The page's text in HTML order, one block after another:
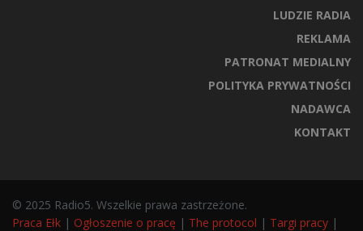
LUDZIE RADIA
REKLAMA
PATRONAT MEDIALNY
POLITYKA PRYWATNOŚCI
NADAWCA
KONTAKT
© 2025 Radio5. Wszelkie prawa zastrzeżone.
Praca Ełk | Ogłoszenie o pracę | The protocol | Targi pracy |